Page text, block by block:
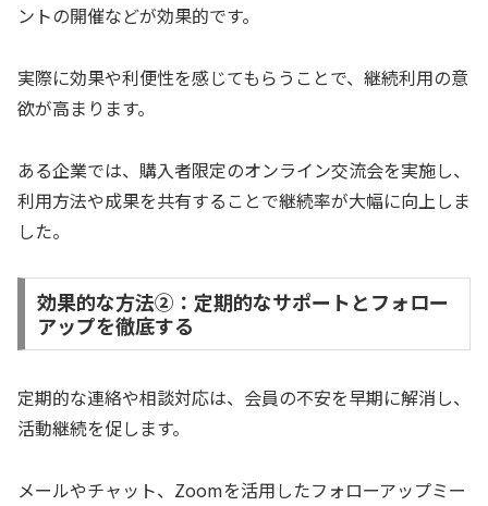
ントの開催などが効果的です。
実際に効果や利便性を感じてもらうことで、継続利用の意
欲が高まります。
ある企業では、購入者限定のオンライン交流会を実施し、
利用方法や成果を共有することで継続率が大幅に向上しま
した。
効果的な方法②：定期的なサポートとフォロー
アップを徹底する
定期的な連絡や相談対応は、会員の不安を早期に解消し、
活動継続を促します。
メールやチャット、Zoomを活用したフォローアップミー